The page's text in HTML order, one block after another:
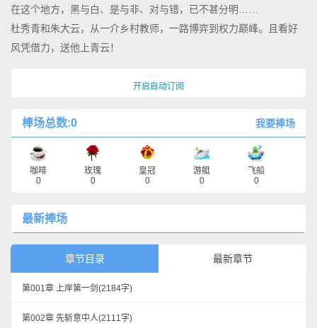
在这个地方，黑与白、是与非、对与错，已不甚分明……
杜秀青和朱大云，从一介乡村教师，一路博弈到权力巅峰。且看好
风凭借力，送他上青云！
开启自动订阅
我要捧场
棒场总数:0
咖啡
0
玫瑰
0
皇冠
0
游艇
0
飞船
0
最新捧场
章节目录 最新章节
第001章 上岸第一剑 (2184字)
第002章 先斩意中人(2111字)